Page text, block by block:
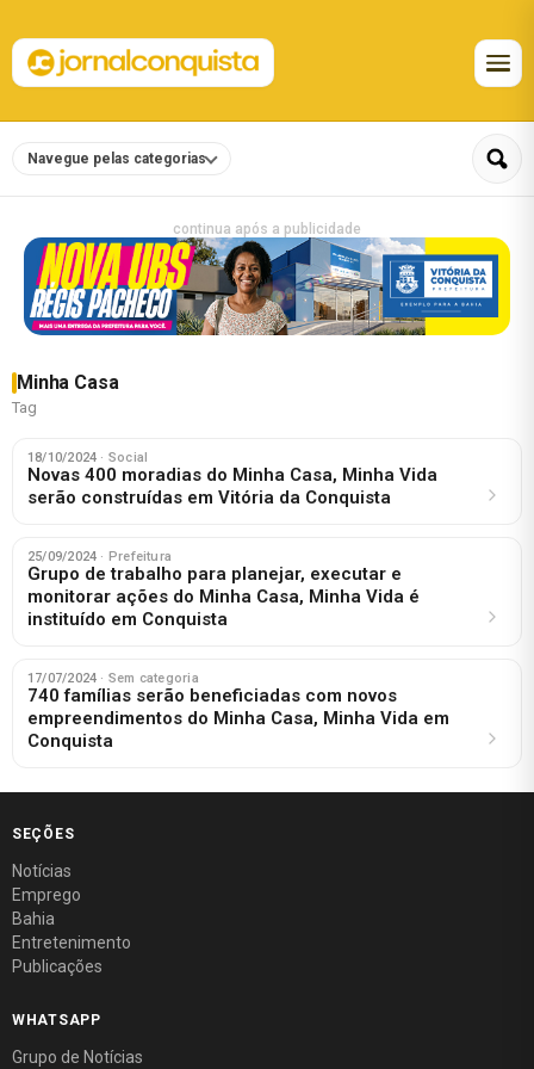
Navegue pelas categorias
continua após a publicidade
Minha Casa
Tag
18/10/2024 · Social
Novas 400 moradias do Minha Casa, Minha Vida
serão construídas em Vitória da Conquista
25/09/2024 · Prefeitura
Grupo de trabalho para planejar, executar e
monitorar ações do Minha Casa, Minha Vida é
instituído em Conquista
17/07/2024 · Sem categoria
740 famílias serão beneficiadas com novos
empreendimentos do Minha Casa, Minha Vida em
Conquista
SEÇÕES
Notícias
Emprego
Bahia
Entretenimento
Publicações
WHATSAPP
Grupo de Notícias